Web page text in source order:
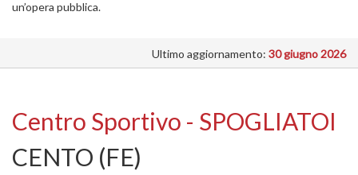
ATTIVITÀ
INTERVENTI
SI
un’opera pubblica.
Ultimo aggiornamento: 30 giugno 2026
Centro Sportivo - SPOGLIATOI
CENTO (FE)